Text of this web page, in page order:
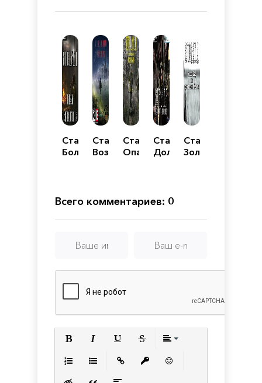
Сталкер
Боль
Сталкер
Возвращение
Сталкер
Опасный
Сталкер
Долина
Сталкер
Золотой
Всего комментариев: 0